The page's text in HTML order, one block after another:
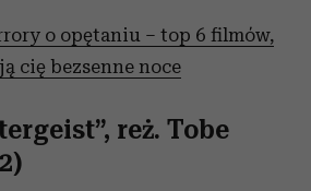
o opętaniu – top 6 filmów,
cię bezsenne noce
reż. Tobe